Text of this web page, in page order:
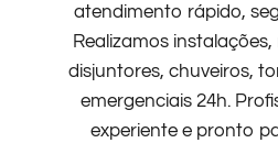
atendimento rápido,
Realizamos
disjuntores, chuveiros,
emergenciais 24h.
experiente e pronto